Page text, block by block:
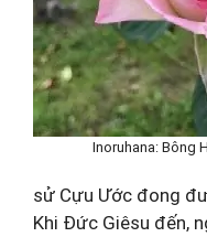
Inoruhana: Bông
sử Cựu Ước đong
Khi Ðức Giêsu đến,